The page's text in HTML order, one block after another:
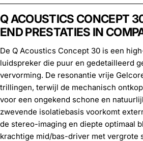
Q ACOUSTICS CONCEPT
END PRESTATIES IN
De Q Acoustics Concept 30 is een
luidspreker die puur en gedetailleerd
vervorming. De resonantie vrije
trillingen, terwijl de mechanisch
voor een ongekend schone en
zwevende isolatiebasis voorkomt
de stereo-imaging en diepte optimaal
krachtige mid/bas-driver met vergrote